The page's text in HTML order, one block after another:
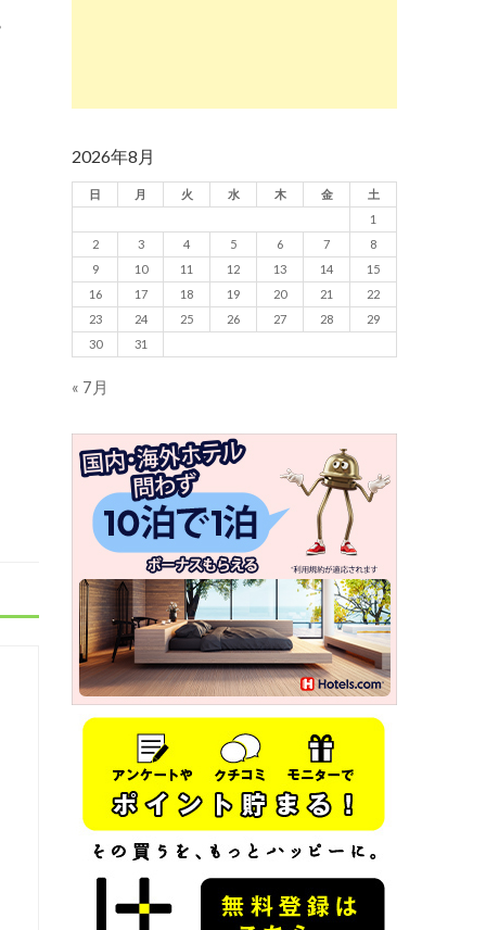
2026年8月
日 月 火 水 木 金
土
1
2
3 4 5 6 7
8
9
10 11 12 13 14
15
16
17 18 19 20 21
22
23
24 25 26 27 28
29
30
31
« 7月